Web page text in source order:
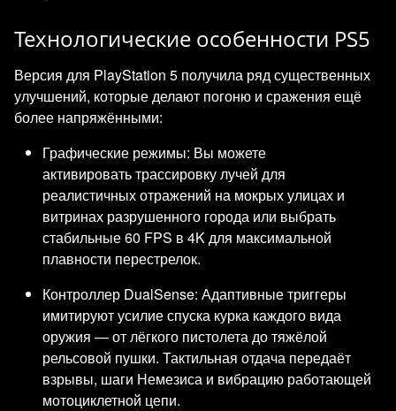
Технологические особенности PS5
Версия для PlayStation 5 получила ряд существенных
улучшений, которые делают погоню и сражения ещё
более напряжёнными:
Графические режимы: Вы можете
активировать трассировку лучей для
реалистичных отражений на мокрых улицах и
витринах разрушенного города или выбрать
стабильные 60 FPS в 4K для максимальной
плавности перестрелок.
Контроллер DualSense: Адаптивные триггеры
имитируют усилие спуска курка каждого вида
оружия — от лёгкого пистолета до тяжёлой
рельсовой пушки. Тактильная отдача передаёт
взрывы, шаги Немезиса и вибрацию работающей
мотоциклетной цепи.